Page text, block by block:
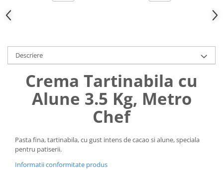
Cutii depozitare
incaltaminte
Cosuri de gunoi
Carucioare pentru cumparaturi
Baterii, acumulatori si
incarcatoare
Uniforme medicale de unica
folosinta
Descriere
Crema Tartinabila cu
Alune 3.5 Kg, Metro
Chef
Pasta fina, tartinabila, cu gust intens de cacao si alune, speciala
pentru patiserii.
Informatii conformitate produs